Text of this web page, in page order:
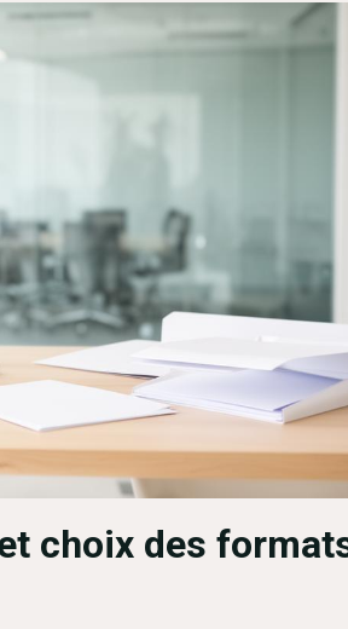
choix des